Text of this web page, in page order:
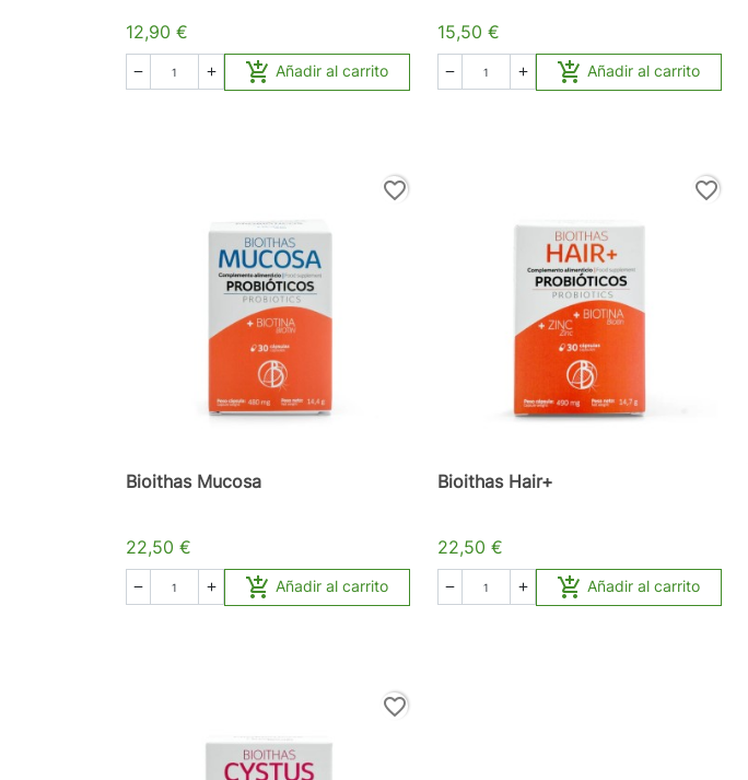
12,90 €
   Añadir al carrito
15,50 €
   Añadir al carrito
favorite_border
Bioithas Mucosa
22,50 €
   Añadir al carrito
favorite_border
Bioithas Hair+
22,50 €
   Añadir al carrito
favorite_border